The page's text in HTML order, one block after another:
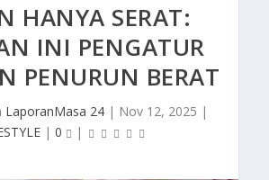
HANYA SERAT:
INI PENGATUR
PENURUN BERAT
LaporanMasa 24| Nov 12, 2025 |
| 0 |